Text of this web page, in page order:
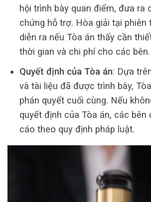
hội trình bày quan điểm, đưa ra
chứng hỗ trợ. Hòa giải tại phiên
diễn ra nếu Tòa án thấy cần
thời gian và chi phí cho các bên.
Quyết định của Tòa án: Dựa
và tài liệu đã được trình bày,
phán quyết cuối cùng. Nếu
quyết định của Tòa án, các bên
cáo theo quy định pháp luật.